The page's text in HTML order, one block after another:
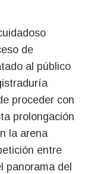
de
al público
proceder con
prolongación
la arena
entre
panorama del